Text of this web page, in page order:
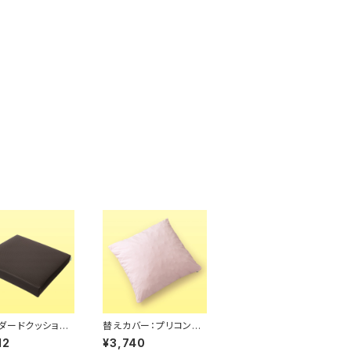
ードクッション
ス
替えカバー：プリコンク
ッション用
¥3,740